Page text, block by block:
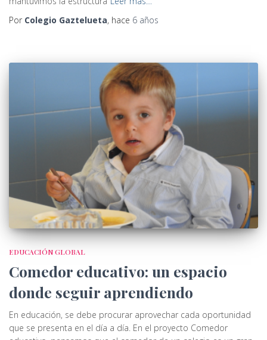
Por Colegio Gaztelueta, hace 6 años
EDUCACIÓN GLOBAL
Comedor educativo: un espacio
donde seguir aprendiendo
En educación, se debe procurar aprovechar cada oportunidad
que se presenta en el día a día. En el proyecto Comedor